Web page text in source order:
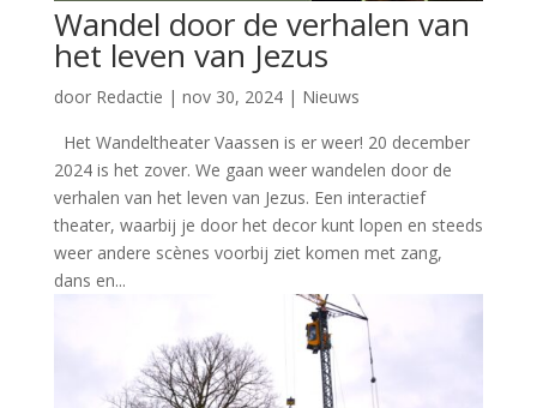
Wandel door de verhalen van
het leven van Jezus
door Redactie | nov 30, 2024| Nieuws
Het Wandeltheater Vaassen is er weer! 20 december
2024 is het zover. We gaan weer wandelen door de
verhalen van het leven van Jezus. Een interactief
theater, waarbij je door het decor kunt lopen en steeds
weer andere scènes voorbij ziet komen met zang,
dans en...